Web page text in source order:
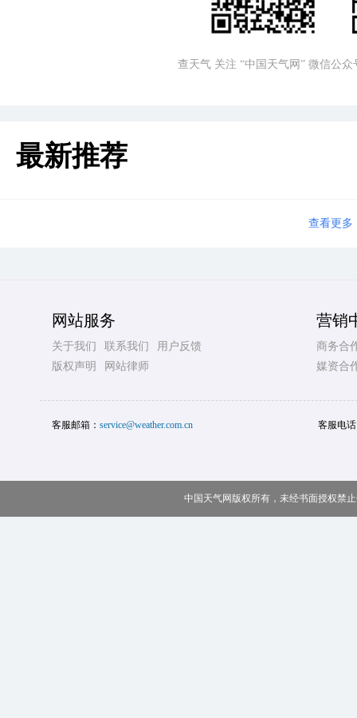
查天气 关注 “中国天气网” 微信公众
最新推荐
查看更多
网站服务
关于我们 联系我们
用户反馈
版权声明
网站律师
营销
商务合
媒资合
客服邮箱： service@weather.com.cn 客服电
中国天气网版权所有，未经书面授权